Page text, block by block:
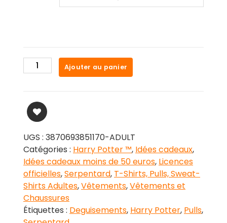
quantité
de
Adulte
Serpentard
Harry
Potter
Ajouter au panier
UGS : 3870693851170-ADULT
Catégories : Harry Potter ™, Idées cadeaux,
Idées cadeaux moins de 50 euros, Licences
officielles,Serpentard, T-Shirts, Pulls, Sweat-
Shirts Adultes,Vêtements,Vêtements et
Chaussures
Étiquettes : Deguisements, Harry Potter, Pulls,